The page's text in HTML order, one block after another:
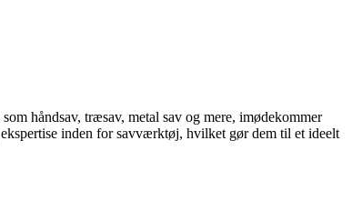
håndsav, træsav, metal sav og mere, imødekommer
inden for savværktøj, hvilket gør dem til et ideelt